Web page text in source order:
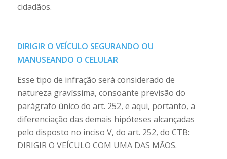
cidadãos.
DIRIGIR O VEÍCULO SEGURANDO OU
MANUSEANDO O CELULAR
Esse tipo de infração será considerado de
natureza gravíssima, consoante previsão do
parágrafo único do art. 252, e aqui, portanto, a
diferenciação das demais hipóteses alcançadas
pelo disposto no inciso V, do art. 252, do CTB:
DIRIGIR O VEÍCULO COM UMA DAS MÃOS.